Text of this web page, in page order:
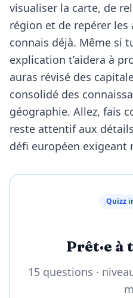
visualiser la carte, de
région et de repérer
connais déjà. Même si
explication t’aidera à
auras révisé des
consolidé des
géographie. Allez, fais
reste attentif aux
défi européen exigeant
Quizz
Prêt·e à
15 questions ·